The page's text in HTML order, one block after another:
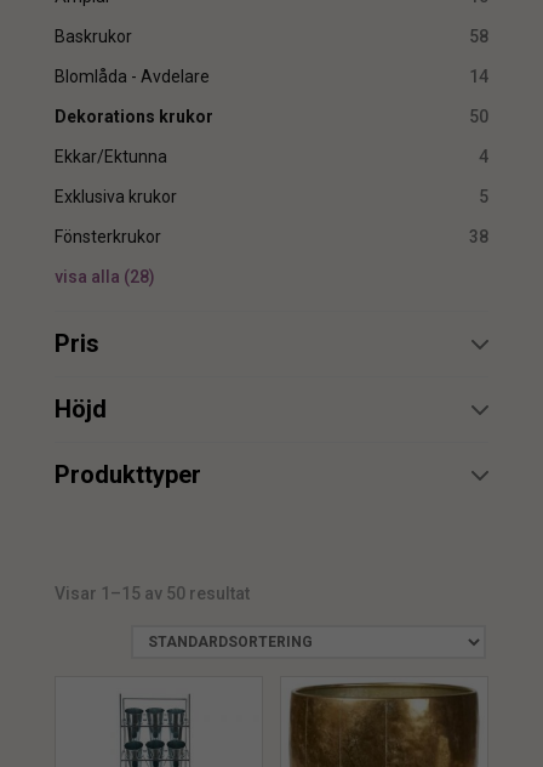
Baskrukor 58
Blomlåda - Avdelare 14
Dekorations krukor 50
Ekkar/Ektunna 4
Exklusiva krukor 5
Fönsterkrukor 38
visa alla (28)
Pris
min.
Höjd
min.
min.
Produkttyper
Skål
1
Visar 1–15 av 50 resultat